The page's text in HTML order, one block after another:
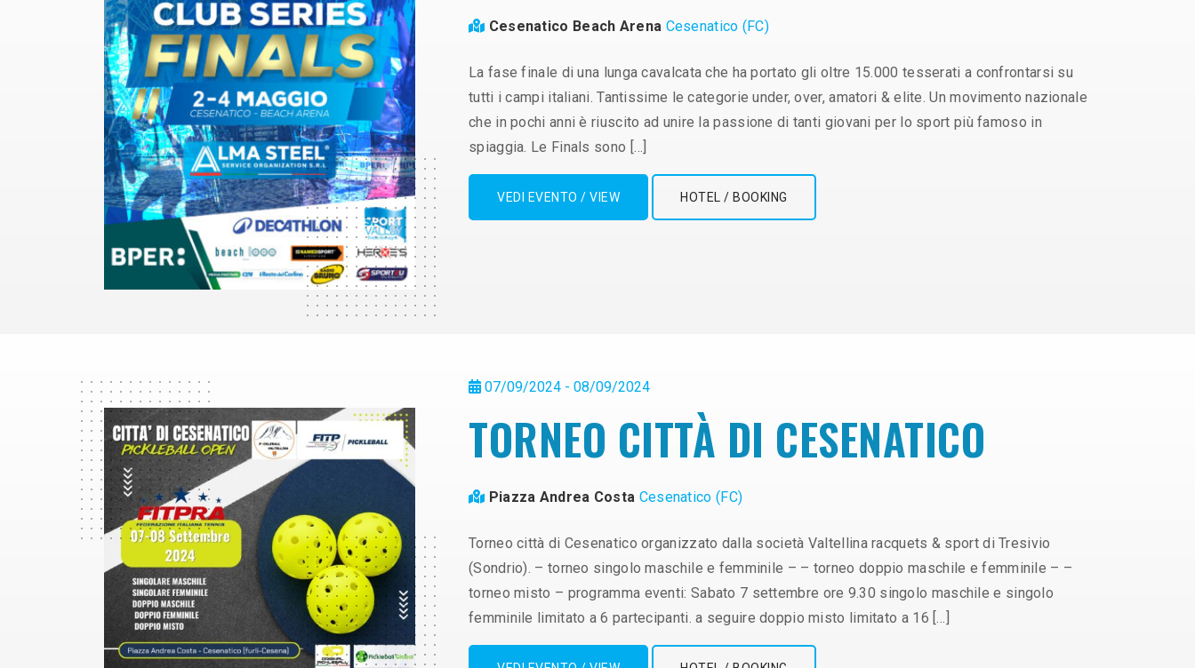
Cesenatico Beach Arena Cesenatico (FC)
La fase finale di una lunga cavalcata che ha portato gli oltre 15.000 tesserati a confrontarsi su
tutti i campi italiani. Tantissime le categorie under, over, amatori & elite. Un movimento nazionale
che in pochi anni è riuscito ad unire la passione di tanti giovani per lo sport più famoso in
spiaggia. Le Finals sono […]
VEDI EVENTO / VIEW HOTEL / BOOKING
07/09/2024 - 08/09/2024
TORNEO CITTÀ DI CESENATICO
Piazza Andrea Costa Cesenatico (FC)
Torneo città di Cesenatico organizzato dalla società Valtellina racquets & sport di Tresivio
(Sondrio). – torneo singolo maschile e femminile – – torneo doppio maschile e femminile – –
torneo misto – programma eventi: Sabato 7 settembre ore 9.30 singolo maschile e singolo
femminile limitato a 6 partecipanti. a seguire doppio misto limitato a 16 […]